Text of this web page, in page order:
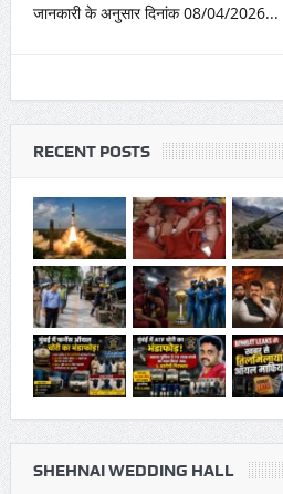
जानकारी के अनुसार दिनांक 08/04/2026...
RECENT POSTS
SHEHNAI WEDDING HALL